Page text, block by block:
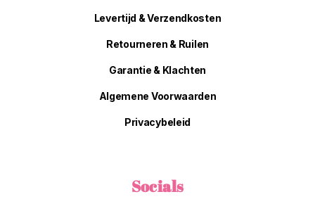
Levertijd & Verzendkosten
Retourneren & Ruilen
Garantie & Klachten
Algemene Voorwaarden
Privacybeleid
Socials